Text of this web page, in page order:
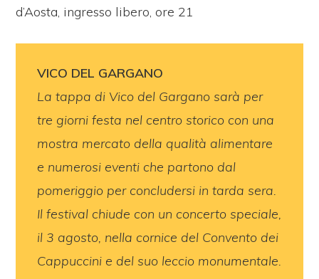
d’Aosta, ingresso libero, ore 21
VICO DEL GARGANO
La tappa di Vico del Gargano sarà per
tre giorni festa nel centro storico con una
mostra mercato della qualità alimentare
e numerosi eventi che partono dal
pomeriggio per concludersi in tarda sera.
Il festival chiude con un concerto speciale,
il 3 agosto, nella cornice del Convento dei
Cappuccini e del suo leccio monumentale.